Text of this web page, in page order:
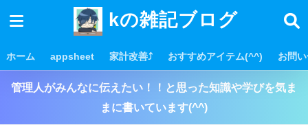
kの雑記ブログ
ホーム appsheet 家計改善⤴ おすすめアイテム(^^) お問
管理人がみんなに伝えたい！！と思った知識や学びを気ま
まに書いています(^^)